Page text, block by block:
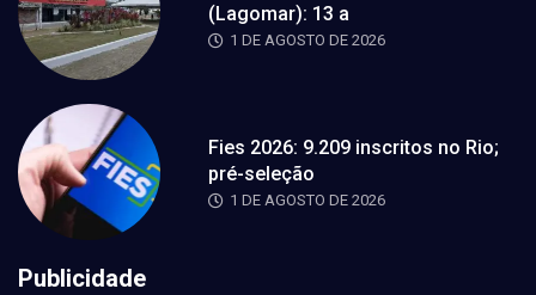
(Lagomar): 13 a
1 DE AGOSTO DE 2026
Fies 2026: 9.209 inscritos no Rio;
pré-seleção
1 DE AGOSTO DE 2026
Publicidade